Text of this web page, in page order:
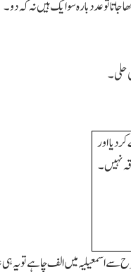
تو عدد بارہ سو ایك ہیں نہ کہ دو۔
حلی۔
اور
نہیں۔
سے اسمعیلیہ میں الف چاہے تو یہ